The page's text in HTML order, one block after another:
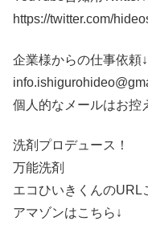
https://twitter.com/
企業様からの仕事依頼↓
個人的なメールはお控
洗剤プロデュース！
万能洗剤
エコひいきくんのURL
アマゾンはこちら↓